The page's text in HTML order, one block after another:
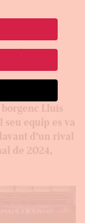
Lluís
seu equip es va
d'un rival
de 2024,